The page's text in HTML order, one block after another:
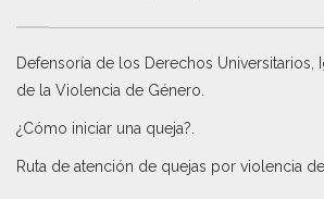
Defensoría de los Derechos Universitarios,
de la Violencia de Género
¿Cómo iniciar una queja?
Ruta de atención de quejas por violencia